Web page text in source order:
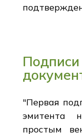
"Первая
эмитента
простым